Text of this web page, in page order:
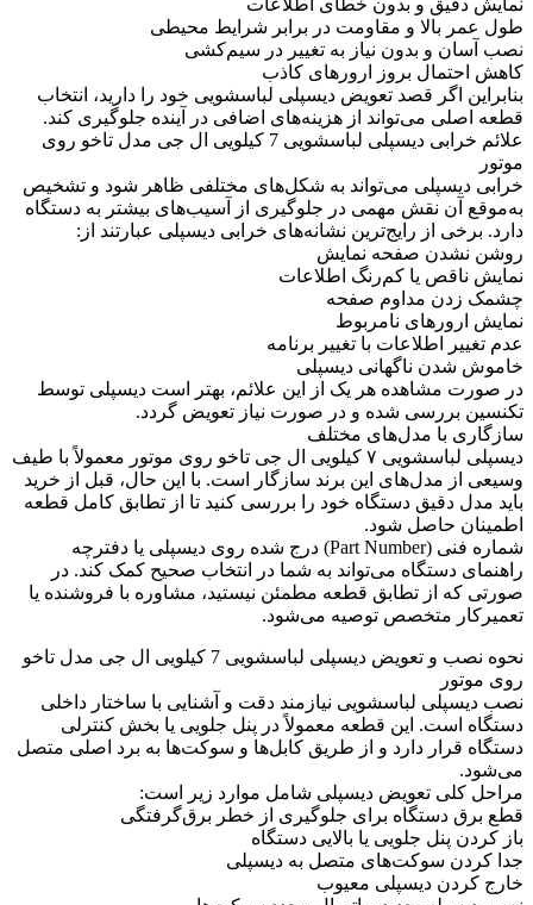
طول عمر بالا و مقاومت در برابر شرایط محیطی
نصب آسان و بدون نیاز به تغییر در سیم‌کشی
کاهش احتمال بروز ارورهای کاذب
بنابراین اگر قصد تعویض دیسپلی لباسشویی خود را دارید، انتخاب
قطعه اصلی می‌تواند از هزینه‌های اضافی در آینده جلوگیری کند.
علائم خرابی دیسپلی لباسشویی 7 کیلویی ال جی مدل تاخو روی
موتور
خرابی دیسپلی می‌تواند به شکل‌های مختلفی ظاهر شود و تشخیص
به‌موقع آن نقش مهمی در جلوگیری از آسیب‌های بیشتر به دستگاه
دارد. برخی از رایج‌ترین نشانه‌های خرابی دیسپلی عبارتند از:
روشن نشدن صفحه نمایش
نمایش ناقص یا کم‌رنگ اطلاعات
چشمک زدن مداوم صفحه
نمایش ارورهای نامربوط
عدم تغییر اطلاعات با تغییر برنامه
خاموش شدن ناگهانی دیسپلی
در صورت مشاهده هر یک از این علائم، بهتر است دیسپلی توسط
تکنسین بررسی شده و در صورت نیاز تعویض گردد.
سازگاری با مدل‌های مختلف
دیسپلی لباسشویی ۷ کیلویی ال جی تاخو روی موتور معمولاً با طیف
وسیعی از مدل‌های این برند سازگار است. با این حال، قبل از خرید
باید مدل دقیق دستگاه خود را بررسی کنید تا از تطابق کامل قطعه
اطمینان حاصل شود.
شماره فنی (Part Number) درج شده روی دیسپلی یا دفترچه
راهنمای دستگاه می‌تواند به شما در انتخاب صحیح کمک کند. در
صورتی که از تطابق قطعه مطمئن نیستید، مشاوره با فروشنده یا
تعمیرکار متخصص توصیه می‌شود.
نحوه نصب و تعویض دیسپلی لباسشویی 7 کیلویی ال جی مدل تاخو
روی موتور
نصب دیسپلی لباسشویی نیازمند دقت و آشنایی با ساختار داخلی
دستگاه است. این قطعه معمولاً در پنل جلویی یا بخش کنترلی
دستگاه قرار دارد و از طریق کابل‌ها و سوکت‌ها به برد اصلی متصل
می‌شود.
مراحل کلی تعویض دیسپلی شامل موارد زیر است:
قطع برق دستگاه برای جلوگیری از خطر برق‌گرفتگی
باز کردن پنل جلویی یا بالایی دستگاه
جدا کردن سوکت‌های متصل به دیسپلی
خارج کردن دیسپلی معیوب